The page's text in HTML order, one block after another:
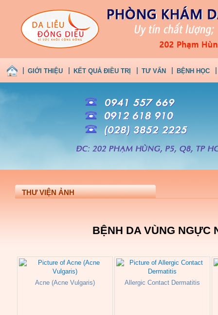
GIỚI THIỆU KẾT QUẢ ĐIỀU TRỊ TƯ VẤN BỆNH HỌC
THƯ VIỆN ẢNH
BỆNH DA VÙNG NGỰC
Acne (Acne Vulgaris) Allergic Contact Dermatitis